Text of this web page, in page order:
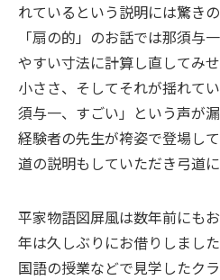
れているという説明には驚き
「扇の的」のお話では那須与
やすい寸法に計算し直してみ
小ささ、そしてそれが揺れて
須与一、すごい」という声が
経験者の先生が袴姿で登場し
道の説明もしていただき弓道
平家物語図屏風は数年前にも
年は久しぶりにお借りしました
国語の授業などで見学したク